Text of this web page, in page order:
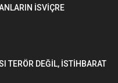
İSVİÇRE
TERÖR DEĞİL, İSTİHBARAT